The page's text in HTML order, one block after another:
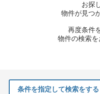
お探
物件が見つ
再度条件
物件の検索を
条件を指定して検索をする